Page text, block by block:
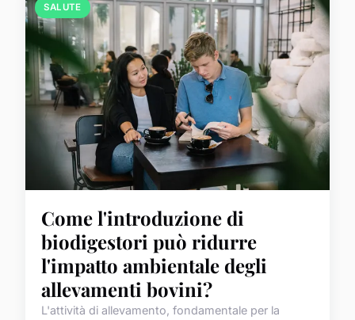
SALUTE
Come l'introduzione di
biodigestori può ridurre
l'impatto ambientale degli
allevamenti bovini?
L'attività di allevamento, fondamentale per la